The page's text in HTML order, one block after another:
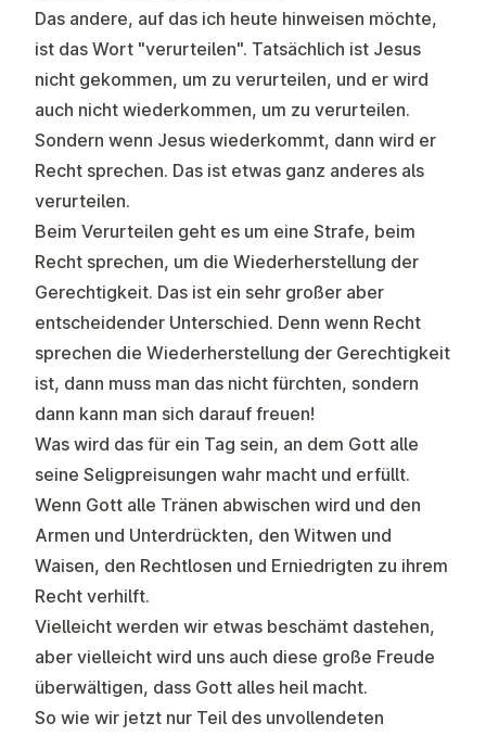
Das andere, auf das ich heute hinweisen möchte,
ist das Wort "verurteilen". Tatsächlich ist Jesus
nicht gekommen, um zu verurteilen, und er wird
auch nicht wiederkommen, um zu verurteilen.
Sondern wenn Jesus wiederkommt, dann wird er
Recht sprechen. Das ist etwas ganz anderes als
verurteilen.
Beim Verurteilen geht es um eine Strafe, beim
Recht sprechen, um die Wiederherstellung der
Gerechtigkeit. Das ist ein sehr großer aber
entscheidender Unterschied. Denn wenn Recht
sprechen die Wiederherstellung der Gerechtigkeit
ist, dann muss man das nicht fürchten, sondern
dann kann man sich darauf freuen!
Was wird das für ein Tag sein, an dem Gott alle
seine Seligpreisungen wahr macht und erfüllt.
Wenn Gott alle Tränen abwischen wird und den
Armen und Unterdrückten, den Witwen und
Waisen, den Rechtlosen und Erniedrigten zu ihrem
Recht verhilft.
Vielleicht werden wir etwas beschämt dastehen,
aber vielleicht wird uns auch diese große Freude
überwältigen, dass Gott alles heil macht.
So wie wir jetzt nur Teil des unvollendeten